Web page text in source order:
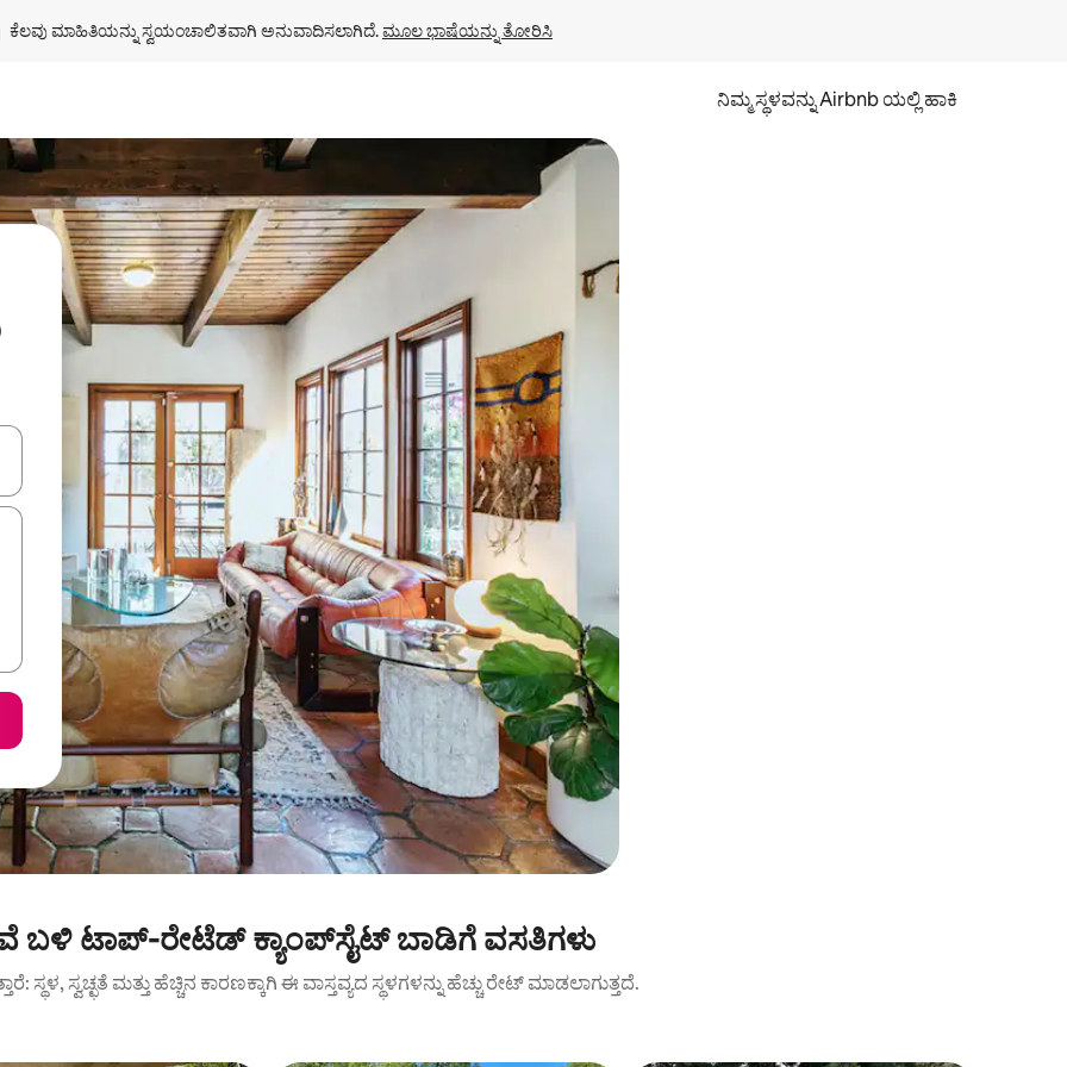
ಕೆಲವು ಮಾಹಿತಿಯನ್ನು ಸ್ವಯಂಚಾಲಿತವಾಗಿ ಅನುವಾದಿಸಲಾಗಿದೆ. ಮೂಲ ಭಾಷೆಯನ್ನು ತೋರಿಸಿ
ನಿಮ್ಮ ಸ್ಥಳವನ್ನು Airbnb ಯಲ್ಲಿ ಹಾಕಿ
ನ್ಯಾವಿಗೇಟ್ ಮಾಡಿ ಅಥವಾ ಸ್ಪರ್ಶ ಅಥವಾ ಸ್ವೈಪ್ ಗೆಸ್ಚರ್‌ಗಳ ಮೂಲಕ ಅನ್ವೇಷಿಸಿ.
ಬಳಿ ಟಾಪ್-ರೇಟೆಡ್ ಕ್ಯಾಂಪ್‌‌ಸೈಟ್ ಬಾಡಿಗೆ ವಸತಿಗಳು
ಸ್ಥಳ, ಸ್ವಚ್ಛತೆ ಮತ್ತು ಹೆಚ್ಚಿನ ಕಾರಣಕ್ಕಾಗಿ ಈ ವಾಸ್ತವ್ಯದ ಸ್ಥಳಗಳನ್ನು ಹೆಚ್ಚು ರೇಟ್ ಮಾಡಲಾಗುತ್ತದೆ.